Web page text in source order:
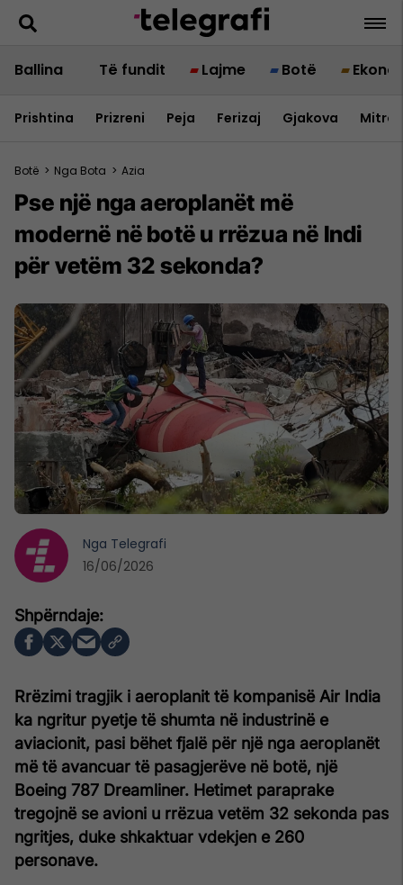
Ballina Të fundit Lajme Botë
Prishtina Prizreni Peja Ferizaj Gjakova
Botë > Nga Bota > Azia
Pse një nga aeroplanët më
modernë në botë u rrëzua në Indi
për vetëm 32 sekonda?
Rrëzimi tragjik i aeroplanit të kompanisë Air India
ka ngritur pyetje të shumta në industrinë e
aviacionit, pasi bëhet fjalë për një nga aeroplanët
më të avancuar të pasagjerëve në botë, një
Boeing 787 Dreamliner. Hetimet paraprake
tregojnë se avioni u rrëzua vetëm 32 sekonda pas
ngritjes, duke shkaktuar vdekjen e 260
personave.
Nga Telegrafi
16/06/2026